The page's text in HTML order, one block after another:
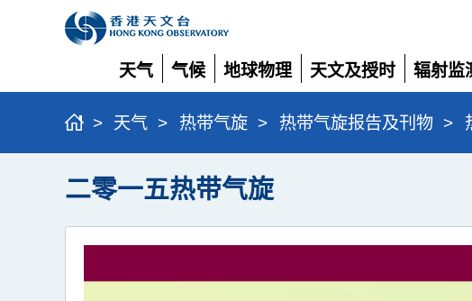
天气
展
开
气候
展
开
地球物理
展
开
天文及授时
展
开
辐射监
展
开
> 天气 > 热带气旋 > 热带气旋报告及刊物 >
二零一五热带气旋